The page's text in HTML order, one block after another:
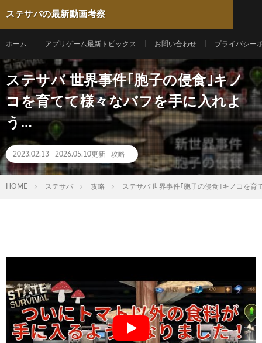
ステサバの最新動画考察
ホーム アプリゲーム最新トピックス お問い合わせ プライバシー
ステサバ 世界事件｢胞子の侵食｣キノ
コを育てて様々なバフを手に入れよ
う…
2023.02.13 2026.05.10更新 攻略
HOME ステサバ 攻略 ステサバ 世界事件｢胞子の侵食｣キノコを